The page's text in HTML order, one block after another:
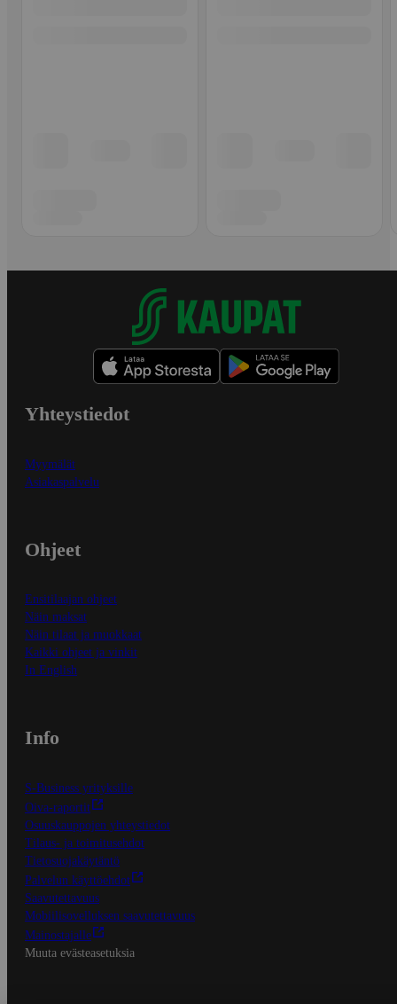
Yhteystiedot
Myymälät
Asiakaspalvelu
Ohjeet
Ensitilaajan ohjeet
Näin maksat
Näin tilaat ja muokkaat
Kaikki ohjeet ja vinkit
In English
Info
S-Business yrityksille
Oiva-raportit
Osuuskauppojen yhteystiedot
Tilaus- ja toimitusehdot
Tietosuojakäytäntö
Palvelun käyttöehdot
Saavutettavuus
Mobiilisovelluksen saavutettavuus
Mainostajalle
Muuta evästeasetuksia